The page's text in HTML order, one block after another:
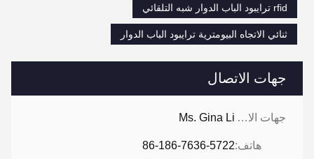
جهات الاتصال
جهات الاتصال: Ms. Gina Li
هاتف:86-186-7636-5722
rfid ترايبود الباب الدوار شبه التلقائي
ثنائي الاتجاه البيومترية ترايبود الباب الدوار